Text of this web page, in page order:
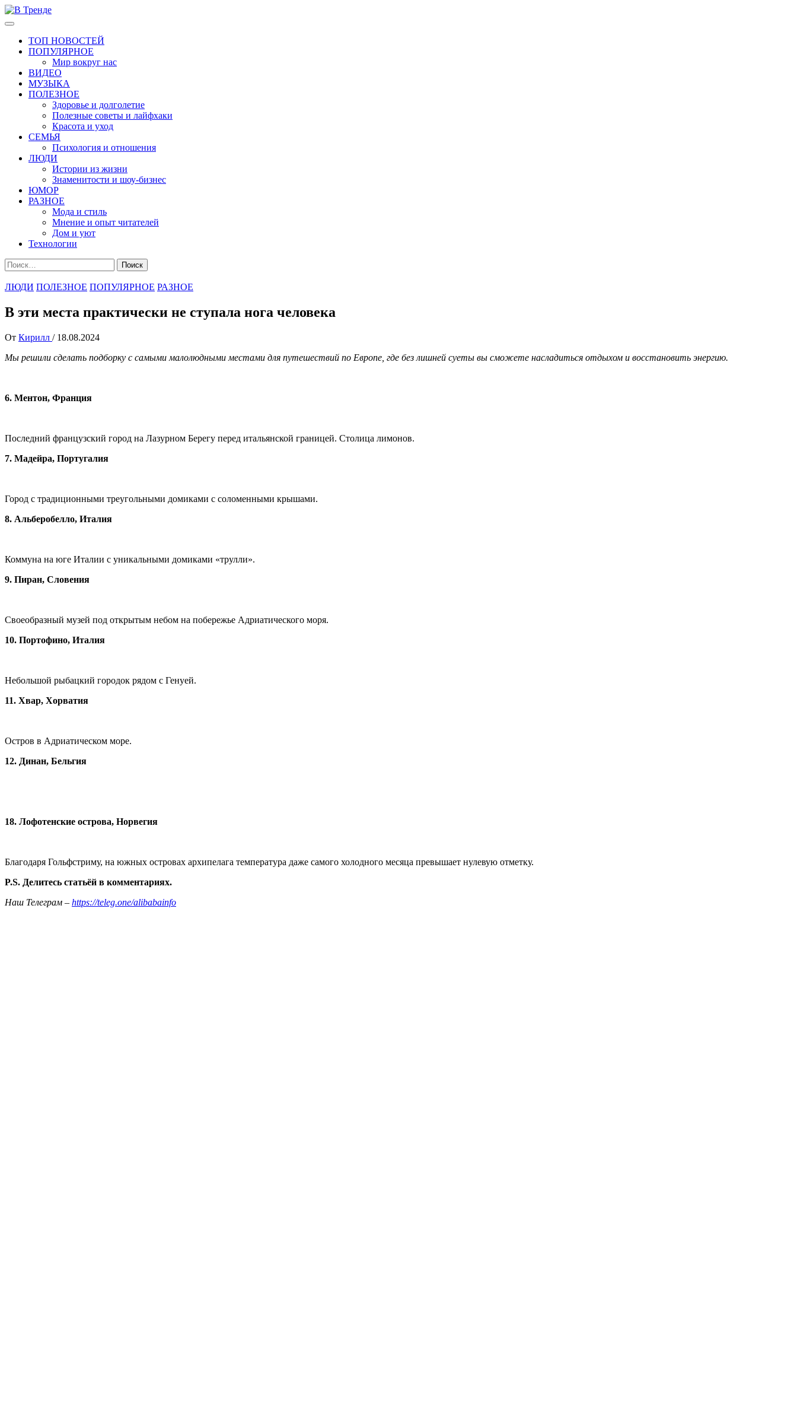
Перейти
к
Основное
ТОП НОВОСТЕЙ
ПОПУЛЯРНОЕ
Мир вокруг нас
ВИДЕО
МУЗЫКА
ПОЛЕЗНОЕ
Здоровье и долголетие
Полезные советы и лайфхаки
Красота и уход
СЕМЬЯ
Психология и отношения
ЛЮДИ
Истории из жизни
Знаменитости и шоу-бизнес
ЮМОР
РАЗНОЕ
Мода и стиль
Мнение и опыт читателей
Дом и уют
Технологии
Найти:
ЛЮДИ ПОЛЕЗНОЕ ПОПУЛЯРНОЕ РАЗНОЕ
В эти места практически не ступала нога человека
От Кирилл / 18.08.2024
Мы решили сделать подборку с самыми малолюдными местами для путешествий по Европе, где без лишней суеты вы сможете насладиться отдыхом и восстановить энергию.
6. Ментон, Франция
Последний французский город на Лазурном Берегу перед итальянской границей. Столица лимонов.
7. Мадейра, Португалия
Город с традиционными треугольными домиками с соломенными крышами.
8. Альберобелло, Италия
Коммуна на юге Италии с уникальными домиками «трулли».
9. Пиран, Словения
Своеобразный музей под открытым небом на побережье Адриатического моря.
10. Портофино, Италия
Небольшой рыбацкий городок рядом с Генуей.
11. Хвар, Хорватия
Остров в Адриатическом море.
12. Динан, Бельгия
18. Лофотенские острова, Норвегия
Благодаря Гольфстриму, на южных островах архипелага температура даже самого холодного месяца превышает нулевую отметку.
P.S. Делитесь статьёй в комментариях.
Наш Телеграм – https://teleg.one/alibabainfo